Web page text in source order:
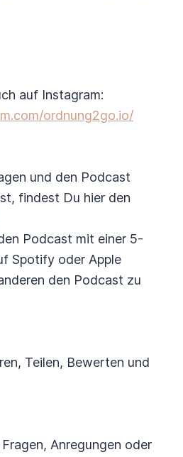
auf Instagram:
ordnung2go.io/
und den Podcast
findest Du hier den
Podcast mit einer 5-
Spotify oder Apple
den Podcast zu
Teilen, Bewerten und
Anregungen oder